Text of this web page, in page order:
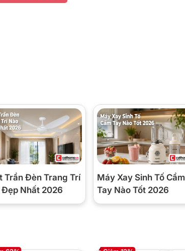
thiết bị đa năng cho cả bếp.
mà không bị quá tay.
tóe hoạt động ra sao?
nguyên liệu vào tâm dao thay vì đẩy ra
nồi và tay. Khi xay súp nóng hay sốt, điều
điện?
tốn khoảng 0,05–0,08 số điện, tức 125–210đ
hằng ngày cả tháng cũng chỉ vài nghìn
Trần Đèn Trang Trí
Đẹp Nhất 2026
Máy Xay Sinh Tố Cầm
Tay Nào Tốt 2026